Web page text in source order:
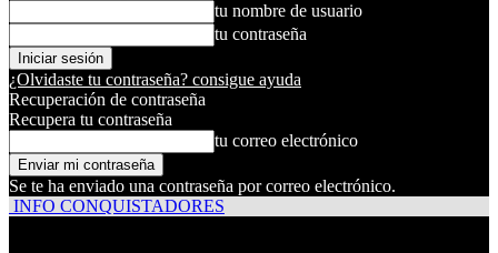
tu nombre de usuario
tu contraseña
¿Olvidaste tu contraseña? consigue ayuda
Recuperación de contraseña
Recupera tu contraseña
tu correo electrónico
Se te ha enviado una contraseña por correo electrónico.
INFO CONQUISTADORES